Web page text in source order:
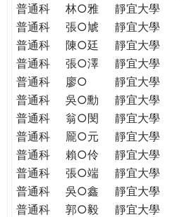
普通科
林○雅 靜宜大學
普通科
張○虓 靜宜大學
普通科
陳○廷 靜宜大學
普通科
張○澤 靜宜大學
普通科
廖○ 靜宜大學
普通科
吳○勳 靜宜大學
普通科
翁○閔 靜宜大學
普通科
龎○元 靜宜大學
普通科
賴○伶 靜宜大學
普通科
張○端 靜宜大學
普通科
吳○鑫 靜宜大學
普通科
郭○毅 靜宜大學